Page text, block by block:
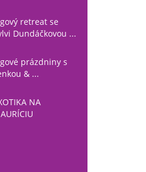
retreat se
Dundáčkovou ...
prázdniny s
& ...
NA